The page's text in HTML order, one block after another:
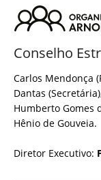
Conselho
Carlos Mendonça
Dantas
Humberto Gomes
Hênio de Gouveia.
Diretor Executivo: